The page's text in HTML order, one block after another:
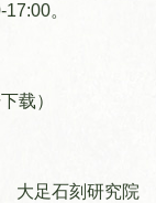
。
载）
大足石刻研究院